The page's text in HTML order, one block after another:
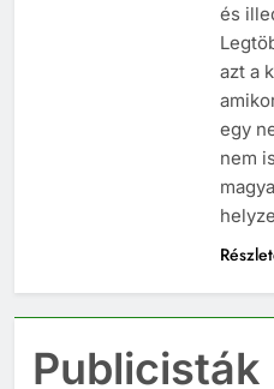
és
azt a
egy
nem
Publicisták